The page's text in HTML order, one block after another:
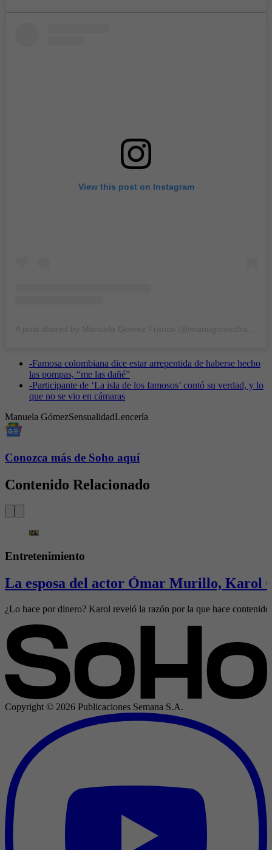
View this post on Instagram
-Famosa colombiana dice estar arrepentida de haberse hecho
las pompas, “me las dañé”
-Participante de ‘La isla de los famosos’ contó su verdad, y lo
que no se vio en cámaras
Manuela GómezSensualidadLencería
Conozca más de Soho aquí
Contenido Relacionado
Entretenimiento
La esposa del actor Ómar Murillo, Karol
¿Lo hace por dinero? Karol reveló la razón por la que hace
Copyright © 2026 Publicaciones Semana S.A.